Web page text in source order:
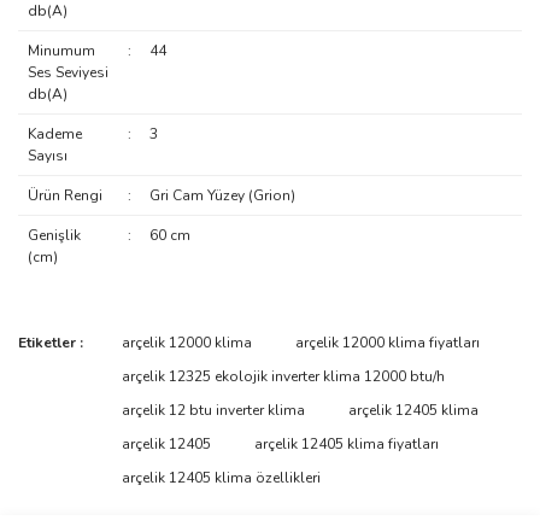
db(A)
Minumum
Ses Seviyesi
db(A)
: 44
Kademe
Sayısı
: 3
Ürün Rengi : Gri Cam Yüzey (Grion)
Genişlik
(cm)
: 60 cm
Bu ürüne ilk yorumu siz yapın!
Yorum Yaz
Bu ürünün fiyat bilgisi, resim, ürün açıklamalarında ve diğer
tarafımıza iletebilirsiniz.
Görüş ve önerileriniz için teşekkür ederiz.
Ürün resmi kalitesiz, bozuk veya görüntülenemiyor.
Etiketler : arçelik 12000 klima
arçelik 12000 klima fiyatları
arçelik 12325 ekolojik inverter klima 12000 btu/h
arçelik 12 btu inverter klima
arçelik 12405 klima
arçelik 12405
arçelik 12405 klima fiyatları
arçelik 12405 klima özellikleri